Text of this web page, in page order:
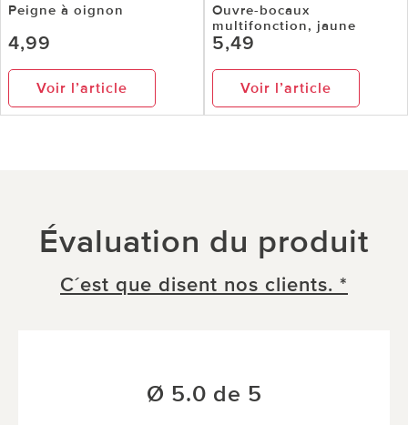
Peigne à oignon
4,99
Voir l’article
Ouvre-bocaux
multifonction, jaune
5,49
Voir l’article
Évaluation du produit
C´est que disent nos clients. *
Ø 5.0 de 5